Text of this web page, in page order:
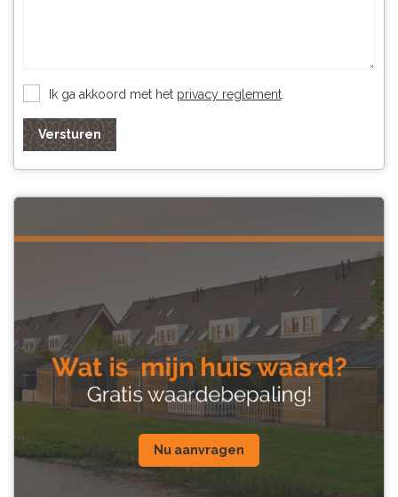
Ik ga akkoord met het privacy reglement.
Versturen
Nu aanvragen